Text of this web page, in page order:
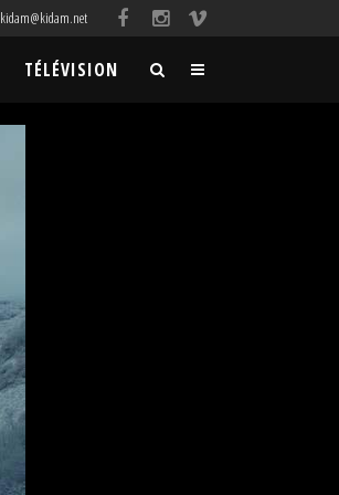
kidam@kidam.net
TÉLÉVISION